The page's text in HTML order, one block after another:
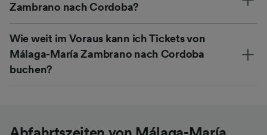
Zambrano nach Cordoba?
Wie weit im Voraus kann ich Tickets von
Málaga-María Zambrano nach Cordoba
buchen?